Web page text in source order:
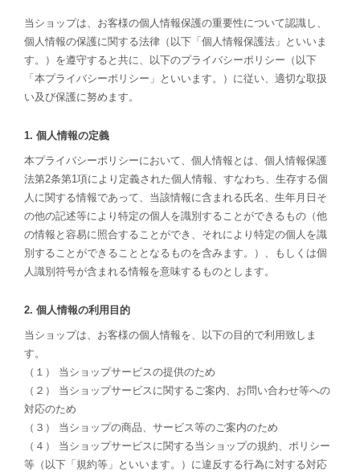
当ショップは、お客様の個人情報保護の重要性について認識し、
個人情報の保護に関する法律（以下「個人情報保護法」といいま
す。）を遵守すると共に、以下のプライバシーポリシー（以下
「本プライバシーポリシー」といいます。）に従い、適切な取扱
い及び保護に努めます。
1. 個人情報の定義
本プライバシーポリシーにおいて、個人情報とは、個人情報保護
法第2条第1項により定義された個人情報、すなわち、生存する個
人に関する情報であって、当該情報に含まれる氏名、生年月日そ
の他の記述等により特定の個人を識別することができるもの（他
の情報と容易に照合することができ、それにより特定の個人を識
別することができることとなるものを含みます。）、もしくは個
人識別符号が含まれる情報を意味するものとします。
2. 個人情報の利用目的
当ショップは、お客様の個人情報を、以下の目的で利用致しま
す。
（１） 当ショップサービスの提供のため
（２） 当ショップサービスに関するご案内、お問い合わせ等への
対応のため
（３） 当ショップの商品、サービス等のご案内のため
（４） 当ショップサービスに関する当ショップの規約、ポリシー
等（以下「規約等」といいます。）に違反する行為に対する対応